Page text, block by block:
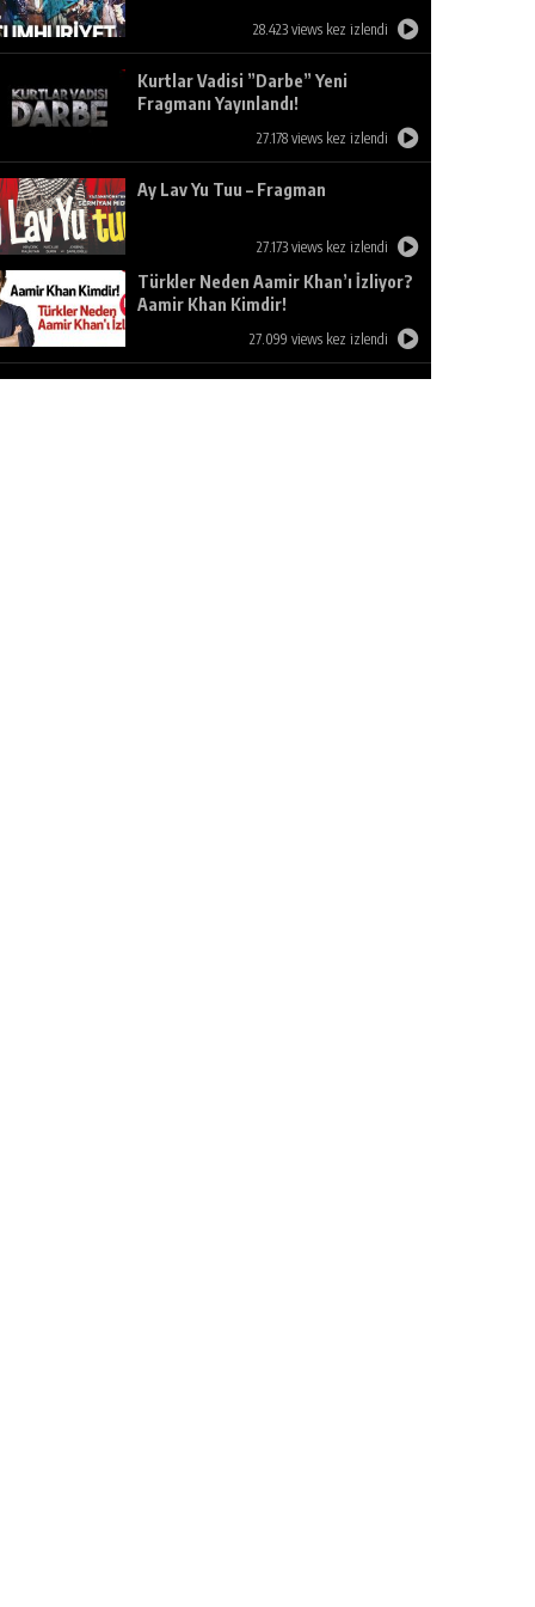
28.423 views kez izlendi
Kurtlar Vadisi ”Darbe” Yeni
Fragmanı Yayınlandı!
27.178 views kez izlendi
Ay Lav Yu Tuu – Fragman
27.173 views kez izlendi
Türkler Neden Aamir Khan’ı İzliyor?
Aamir Khan Kimdir!
27.099 views kez izlendi